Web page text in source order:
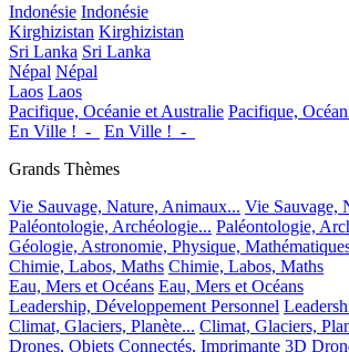
Indonésie Indonésie
Kirghizistan Kirghizistan
Sri Lanka Sri Lanka
Népal Népal
Laos Laos
Pacifique, Océanie et Australie Pacifique,
En Ville !_-_
En Ville !_-_
Grands Thèmes
Vie Sauvage, Nature, Animaux... Vie Sauvage,
Paléontologie, Archéologie... Paléontologie,
Géologie, Astronomie, Physique,
Chimie, Labos, Maths Chimie, Labos, Maths
Eau, Mers et Océans Eau, Mers et Océans
Leadership, Développement Personnel
Climat, Glaciers, Planète... Climat, Glaciers,
Drones, Objets Connectés, Imprimante 3D